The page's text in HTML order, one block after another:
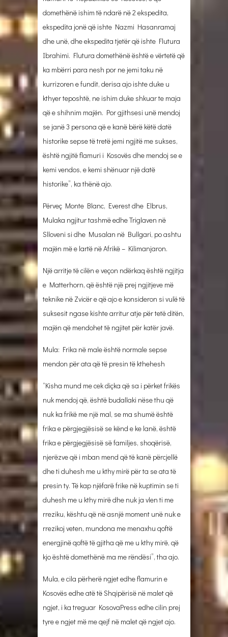
domethënë ishim të ndarë në 2 ekspedita,
ekspedita jonë që ishte Nazmi Hasanramaj
dhe unë, dhe ekspedita tjetër që ishte Flutura
Ibrahimi. Flutura domethënë është e vërtetë që
ka mbërri para nesh por ne jemi taku në
kurrizoren e fundit, derisa ajo ishte duke u
kthyer teposhtë, ne ishim duke shkuar te maja
që e shihnim majën. Por gjithsesi unë mendoj
se janë 3 persona që e kanë bërë këtë datë
historike sepse të tretë jemi ngjitë me sukses,
është ngjitë flamuri i Kosovës dhe mendoj se e
kemi vendos, e kemi shënuar një datë
historike”, ka thënë ajo.
Përveç Monte Blanc, Everest dhe Elbrus,
Mulaka ngjitur tashmë edhe Triglaven në
Slloveni si dhe Musalan në Bullgari, po ashtu
majën më e lartë në Afrikë – Kilimanjaron.
Një arritje të cilën e veçon ndërkaq është ngjitja
e Matterhorn, që është një prej ngjitjeve më
teknike në Zvicër e që ajo e konsideron si vulë të
suksesit ngase kishte arritur atje për tetë ditën,
majën që mendohet të ngjitet për katër javë.
Mula: Frika në male është normale sepse
mendon për ata që të presin të kthehesh
“Kisha mund me cek diçka që sa i përket frikës
nuk mendoj që, është budallaki nëse thu që
nuk ka frikë me një mal, se ma shumë është
frika e përgjegjësisë se kënd e ke lanë, është
frika e përgjegjësisë së familjes, shoqërisë,
njerëzve që i mban mend që të kanë përcjellë
dhe ti duhesh me u kthy mirë për ta se ata të
presin ty. Të kap njëfarë frike në kuptimin se ti
duhesh me u kthy mirë dhe nuk ja vlen ti me
rreziku, kështu që në asnjë moment unë nuk e
rrezikoj veten, mundona me menaxhu qoftë
energjinë qoftë të gjitha që me u kthy mirë, që
kjo është domethënë ma me rëndësi”, tha ajo.
Mula, e cila përherë ngjet edhe flamurin e
Kosovës edhe atë të Shqipërisë në malet që
ngjet, i ka treguar KosovaPress edhe cilin prej
tyre e ngjet më me qejf në malet që ngjet ajo.